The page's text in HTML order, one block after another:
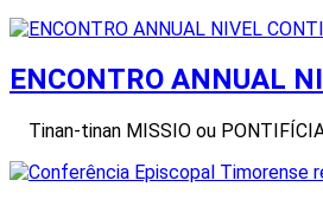
ENCONTRO ANNUAL
Tinan-tinan MISSIO ou